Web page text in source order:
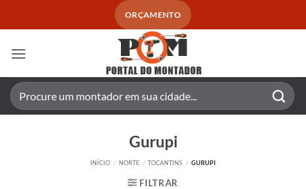
ORÇAMENTO
Pesquisar
por:
Gurupi
INÍCIO / NORTE / TOCANTINS / GURUPI
FILTRAR